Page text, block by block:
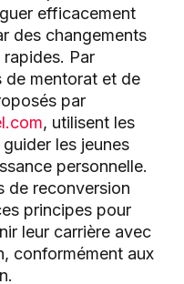
efficacement
des changements
Par
de mentorat et de
par
, utilisent les
les jeunes
personnelle.
de reconversion
principes pour
leur carrière avec
conformément aux